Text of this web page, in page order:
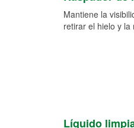
Mantiene la
retirar el hielo y
Líquido